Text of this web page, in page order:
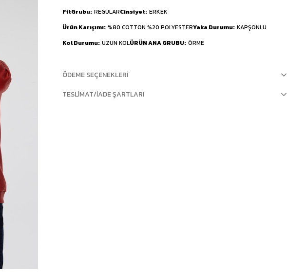
FitGrubu REGULARCinsiyet ERKEK
Ürün Karışımı %80 COTTON %20 POLYESTERYaka Durumu KAPŞONLU
Kol Durumu UZUN KOLÜRÜN ANA GRUBU ÖRME
ÖDEME SEÇENEKLERI
TESLIMAT/İADE ŞARTLARI